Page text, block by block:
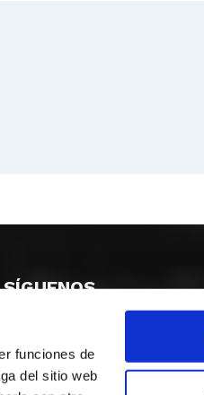
funciones de
del sitio web
SÍGUENOS